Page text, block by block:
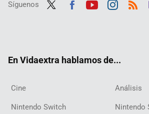
Síguenos
En Vidaextra hablamos de...
Cine Análisis
Nintendo Switch Nintendo